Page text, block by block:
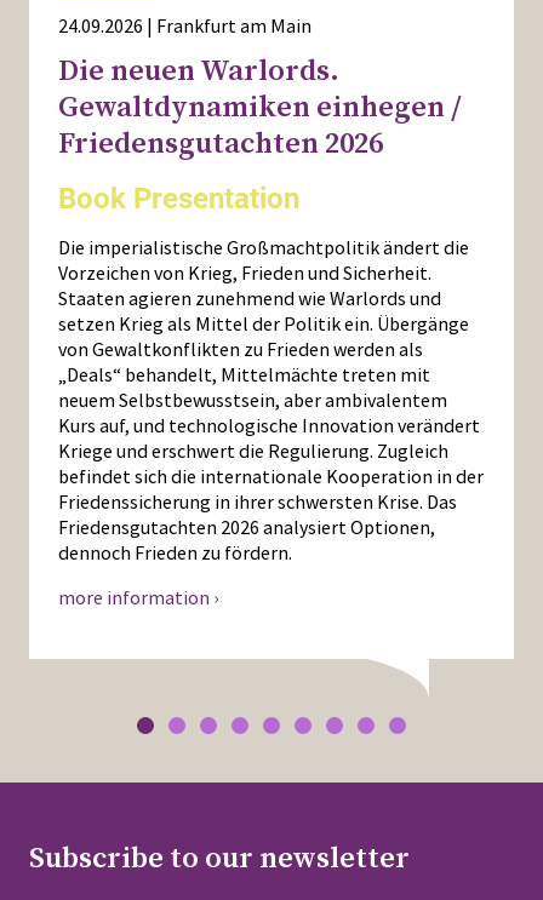
24.09.2026 | Frankfurt am Main
Die neuen Warlords.
Gewaltdynamiken einhegen /
Friedensgutachten 2026
Book Presentation
Die imperialistische Großmachtpolitik ändert die
Vorzeichen von Krieg, Frieden und Sicherheit.
Staaten agieren zunehmend wie Warlords und
setzen Krieg als Mittel der Politik ein. Übergänge
von Gewaltkonflikten zu Frieden werden als
„Deals“ behandelt, Mittelmächte treten mit
neuem Selbstbewusstsein, aber ambivalentem
Kurs auf, und technologische Innovation verändert
Kriege und erschwert die Regulierung. Zugleich
befindet sich die internationale Kooperation in der
Friedenssicherung in ihrer schwersten Krise. Das
Friedensgutachten 2026 analysiert Optionen,
dennoch Frieden zu fördern.
more information ›
Subscribe to our newsletter